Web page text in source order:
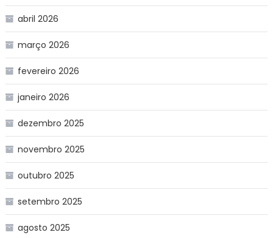
abril 2026
março 2026
fevereiro 2026
janeiro 2026
dezembro 2025
novembro 2025
outubro 2025
setembro 2025
agosto 2025